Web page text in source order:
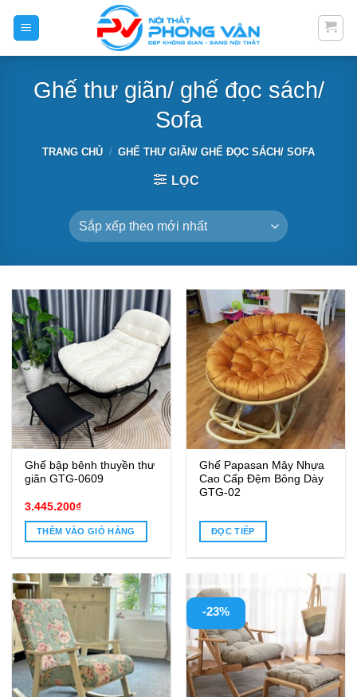
Ghế thư giãn/ ghế đọc sách/
Sofa
TRANG CHỦ / GHẾ THƯ GIÃN/ GHẾ ĐỌC SÁCH/ SOFA
LỌC
Ghế bập bênh thuyền thư
giãn GTG-0609
3.445.200₫
THÊM VÀO GIỎ HÀNG
Ghế Papasan Mây Nhựa
Cao Cấp Đệm Bông Dày
GTG-02
ĐỌC TIẾP
-23%